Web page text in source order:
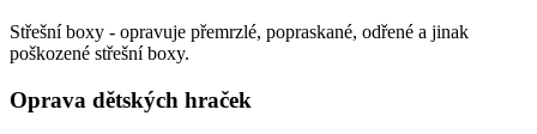
Střešní boxy - opravuje přemrzlé, popraskané, odřené a jinak
poškozené střešní boxy.
Oprava dětských hraček